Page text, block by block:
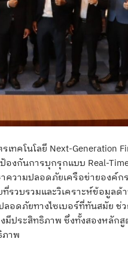
ทคโนโลยี Next-Generation
งกันการบุกรุกแบบ Real-
วามปลอดภัยเครือข่ายองค์ก
รวบรวมและวิเคราะห์ข้อมูล
อดภัยทางไซเบอร์ที่ทันสมัย
มีประสิทธิภาพ ซึ่งทั้งสองหลั
ภาพ